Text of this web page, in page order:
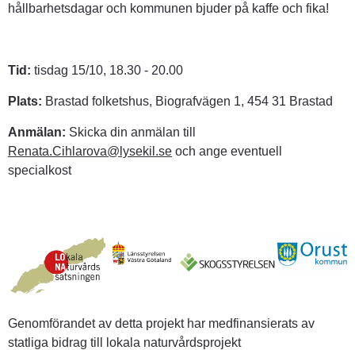
hållbarhetsdagar och kommunen bjuder på kaffe och fika!
Tid: tisdag 15/10, 18.30 - 20.00
Plats: Brastad folketshus, Biografvägen 1, 454 31 Brastad
Anmälan:
Renata.Cihlarova@lysekil.se och ange eventuell
specialkost
Genomförandet av detta projekt har medfinansierats av
statliga bidrag till lokala naturvårdsprojekt